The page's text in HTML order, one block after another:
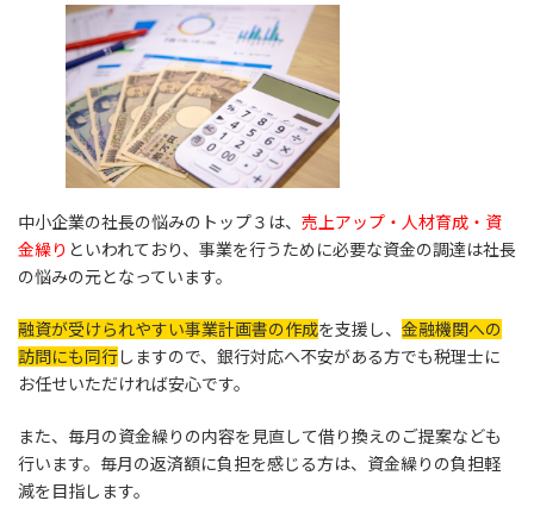
中小企業の社長の悩みのトップ３は、 売上アップ・人材育成・資
金繰り といわれており、事業を行うために必要な資金の調達は社長
の悩みの元となっています。
融資が受けられやすい事業計画書の作成を支援し、 金融機関への
訪問にも同行しますので、銀行対応へ不安がある方でも税理士に
お任せいただければ安心です。
また、毎月の資金繰りの内容を見直して借り換えのご提案なども
行います。毎月の返済額に負担を感じる方は、資金繰りの負担軽
減を目指します。